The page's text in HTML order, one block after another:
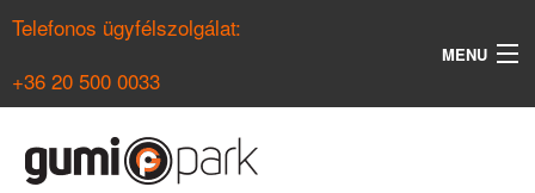
Telefonos ügyfélszolgálat:
+36 20 500 0033
MENU
NYÁRI GUMI KERESŐ